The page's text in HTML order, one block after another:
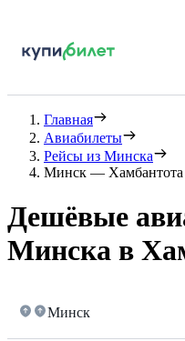
Главная
Авиабилеты
Рейсы из Минска
Минск — Хамбантота
Дешёвые
Минска в
Минск